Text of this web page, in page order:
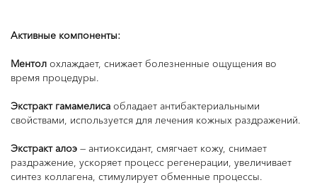
Активные компоненты:
Ментол охлаждает, снижает болезненные ощущения во
время процедуры.
Экстракт гамамелиса обладает антибактериальными
свойствами, используется для лечения кожных раздражений.
Экстракт алоэ — антиоксидант, смягчает кожу, снимает
раздражение, ускоряет процесс регенерации, увеличивает
синтез коллагена, стимулирует обменные процессы.